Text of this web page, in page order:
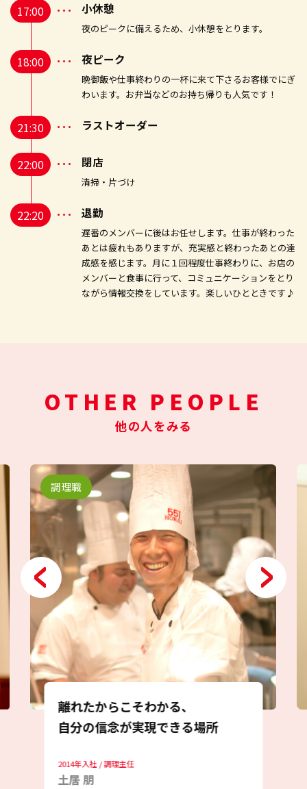
17:00 小休憩
夜のピークに備えるため、小休憩をとります。
18:00 夜ピーク
晩御飯や仕事終わりの一杯に来て下さるお客様でにぎ
わいます。お弁当などのお持ち帰りも人気です！
21:30 ラストオーダー
22:00 閉店
清掃・片づけ
22:20 退勤
遅番のメンバーに後はお任せします。仕事が終わった
あとは疲れもありますが、充実感と終わったあとの達
成感を感じます。月に１回程度仕事終わりに、お店の
メンバーと食事に行って、コミュニケーションをとり
ながら情報交換をしています。楽しいひとときです♪
OTHER PEOPLE
他の人をみる
調理職
離れたからこそわかる、
自分の信念が実現できる場所
2014年入社 / 調理主任
土居 朋